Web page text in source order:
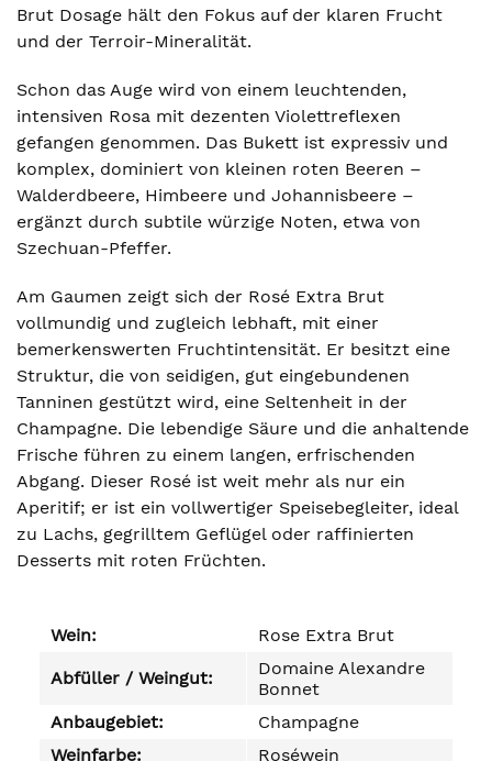
Brut Dosage hält den Fokus auf der klaren Frucht
und der Terroir-Mineralität.
Schon das Auge wird von einem leuchtenden,
intensiven Rosa mit dezenten Violettreflexen
gefangen genommen. Das Bukett ist expressiv und
komplex, dominiert von kleinen roten Beeren –
Walderdbeere, Himbeere und Johannisbeere –
ergänzt durch subtile würzige Noten, etwa von
Szechuan-Pfeffer.
Am Gaumen zeigt sich der Rosé Extra Brut
vollmundig und zugleich lebhaft, mit einer
bemerkenswerten Fruchtintensität. Er besitzt eine
Struktur, die von seidigen, gut eingebundenen
Tanninen gestützt wird, eine Seltenheit in der
Champagne. Die lebendige Säure und die anhaltende
Frische führen zu einem langen, erfrischenden
Abgang. Dieser Rosé ist weit mehr als nur ein
Aperitif; er ist ein vollwertiger Speisebegleiter, ideal
zu Lachs, gegrilltem Geflügel oder raffinierten
Desserts mit roten Früchten.
Wein: Rose Extra Brut
Abfüller / Weingut:
Domaine Alexandre
Bonnet
Anbaugebiet:
Champagne
Weinfarbe:
Roséwein